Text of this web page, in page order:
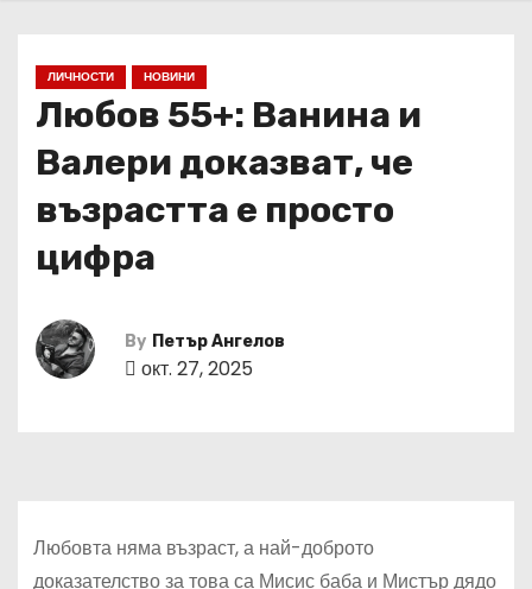
ЛИЧНОСТИ НОВИНИ
Любов 55+: Ванина и
Валери доказват, че
възрастта е просто
цифра
By Петър Ангелов
окт. 27, 2025
Любовта няма възраст, а най-доброто
доказателство за това са Мисис баба и Мистър дядо